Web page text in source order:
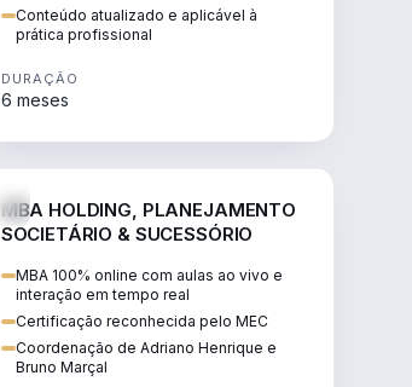
Conteúdo atualizado e aplicável à
prática profissional
DURAÇÃO
6 meses
MBA HOLDING, PLANEJAMENTO
SOCIETÁRIO & SUCESSÓRIO
MBA 100% online com aulas ao vivo e
interação em tempo real
Certificação reconhecida pelo MEC
Coordenação de Adriano Henrique e
Bruno Marçal